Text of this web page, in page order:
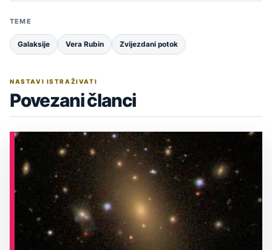
TEME
Galaksije Vera Rubin Zvijezdani potok
NASTAVI ISTRAŽIVATI
Povezani članci